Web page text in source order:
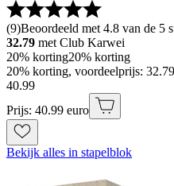
(9)Beoordeeld met 4.8 van de 5
32.79 met Club Karwei
20% korting20% korting
20% korting, voordeelprijs:
40.99
Prijs: 40.99 euro
Bekijk alles in stapelblok